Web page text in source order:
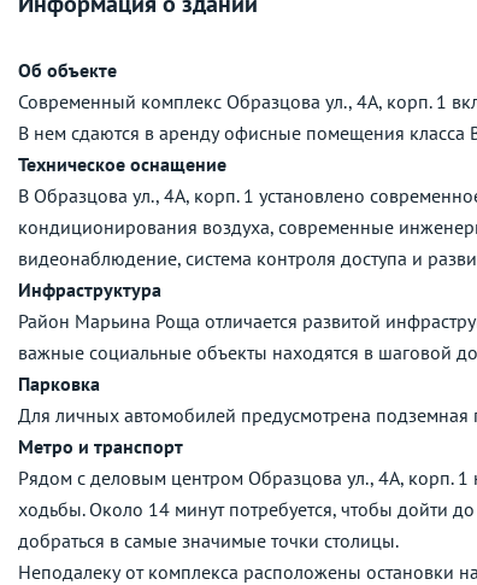
Об объекте
Современный комплекс Образцова ул., 4А, корп. 1
В нем сдаются в аренду офисные помещения класса
Техническое оснащение
В Образцова ул., 4А, корп. 1 установлено
кондиционирования воздуха, современные
видеонаблюдение, система контроля доступа и
Инфраструктура
Район Марьина Роща отличается развитой
важные социальные объекты находятся в шаговой
Парковка
Для личных автомобилей предусмотрена
Метро и транспорт
Рядом с деловым центром Образцова ул., 4А, корп. 1
ходьбы. Около 14 минут потребуется, чтобы дойти
добраться в самые значимые точки столицы.
Неподалеку от комплекса расположены остановки